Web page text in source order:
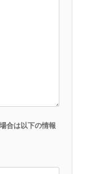
合は以下の情報